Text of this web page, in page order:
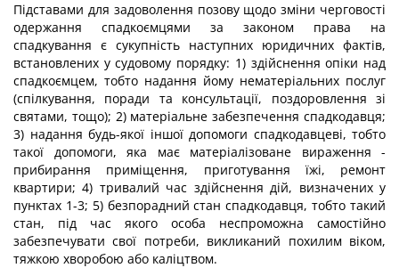
Підставами для задоволення позову щодо зміни черговості
одержання спадкоємцями за законом права на
спадкування є сукупність наступних юридичних фактів,
встановлених у судовому порядку: 1) здійснення опіки над
спадкоємцем, тобто надання йому нематеріальних послуг
(спілкування, поради та консультації, поздоровлення зі
святами, тощо); 2) матеріальне забезпечення спадкодавця;
3) надання будь-якої іншої допомоги спадкодавцеві, тобто
такої допомоги, яка має матеріалізоване вираження -
прибирання приміщення, приготування їжі, ремонт
квартири; 4) тривалий час здійснення дій, визначених у
пунктах 1-3; 5) безпорадний стан спадкодавця, тобто такий
стан, під час якого особа неспроможна самостійно
забезпечувати свої потреби, викликаний похилим віком,
тяжкою хворобою або каліцтвом.